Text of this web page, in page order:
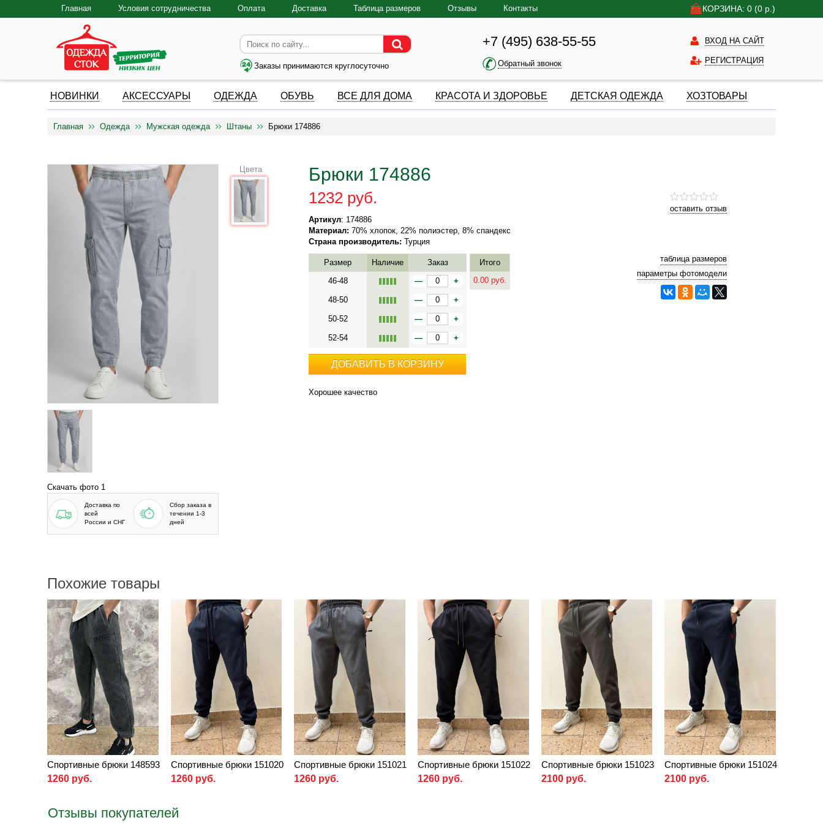
КОРЗИНА: 0 (0 р.)
Главная Условия сотрудничества Оплата Доставка Таблица размеров Отзывы Контакты
Заказы принимаются круглосуточно
+7 (495) 638-55-55
Обратный звонок
ВХОД НА САЙТ
РЕГИСТРАЦИЯ
НОВИНКИ АКСЕССУАРЫ ОДЕЖДА ОБУВЬ ВСЕ ДЛЯ ДОМА КРАСОТА И ЗДОРОВЬЕ ДЕТСКАЯ ОДЕЖДА ХОЗТОВАРЫ
Главная Одежда Мужская одежда Штаны Брюки 174886
Скачать фото 1
Доставка по
всей
России и СНГ
Сбор заказа в
течении 1-3
дней
Брюки 174886
оставить отзыв
1232 руб.
Артикул: 174886
Материал: 70% хлопок, 22% полиэстер, 8% спандекс
Страна производитель: Турция
Цвета
Размер Наличие
Заказ
46-48
— +
48-50 — +
50-52 — +
52-54 — +
Итого
0.00 руб.
таблица размеров
параметры фотомодели
ДОБАВИТЬ В КОРЗИНУ
Хорошее качество
Похожие товары
Спортивные брюки 148593
1260 руб.
Спортивные брюки 151020
1260 руб.
Спортивные брюки 151021
1260 руб.
Спортивные брюки 151022
1260 руб.
Спортивные брюки 151023
2100 руб.
Спортивные брюки 151024
2100 руб.
Отзывы покупателей